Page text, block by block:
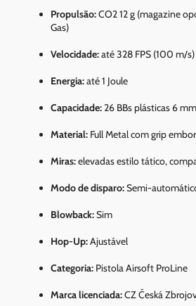
Propulsão:CO2 12 g (magazine
Gas)
Velocidade:até 328 FPS (100 m/s)
Energia:até 1 Joule
Capacidade:26 BBs plásticas 6 mm
Material: Full Metal com grip
Miras:elevadas estilo tático,
Modo de disparo:Semi-
Blowback:Sim
Hop-Up:Ajustável
Categoria: Pistola Airsoft ProLine
Marca licenciada:CZ Česká